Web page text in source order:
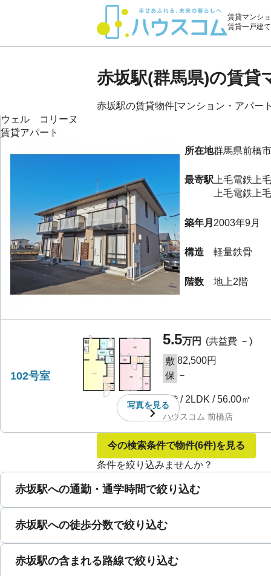
賃貸マンシ
賃貸一戸建
赤坂駅(群馬県)の賃貸
赤坂駅の賃貸物件[マンション・アパー
ウェル コリーヌ
賃貸アパート
所在地群馬県前橋市
最寄駅 上毛電鉄上
上毛電鉄上
築年月 2003年9月
構造 軽量鉄骨
階数 地上2階
102号室
写真を見る
5.5万円 (共益費 － )
敷 82,500円
保 －
1階/ 2LDK /56.00㎡
ハウスコム 前橋店
今の検索条件で物件(6件)を見る
条件を絞り込みませんか？
赤坂駅への通勤・通学時間で絞り込む
赤坂駅への徒歩分数で絞り込む
赤坂駅の含まれる路線で絞り込む